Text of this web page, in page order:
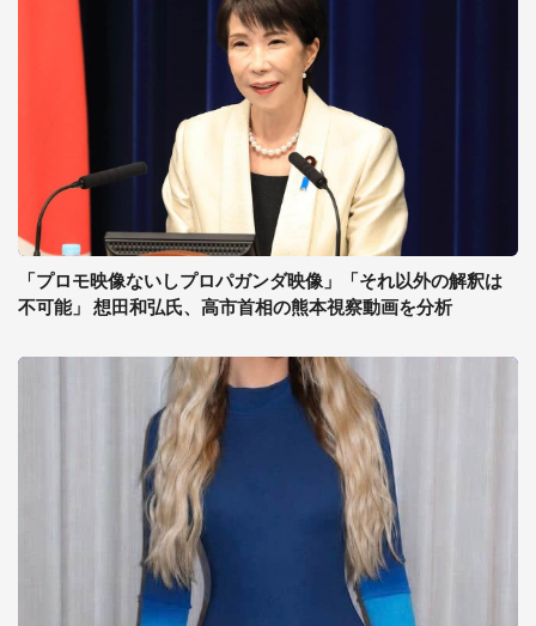
「プロモ映像ないしプロパガンダ映像」「それ以外の解釈は
不可能」 想田和弘氏、高市首相の熊本視察動画を分析